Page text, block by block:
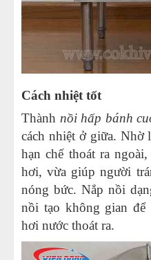
Cách nhiệt tốt
Thành nồi hấp bánh
cách nhiệt ở giữa. Nhờ
hạn chế thoát ra
hơi, vừa giúp người
nóng bức. Nắp nồi
nồi tạo không gian
hơi nước thoát ra.